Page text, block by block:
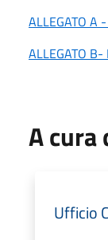
ALLEGATO A
ALLEGATO
A cura
Ufficio